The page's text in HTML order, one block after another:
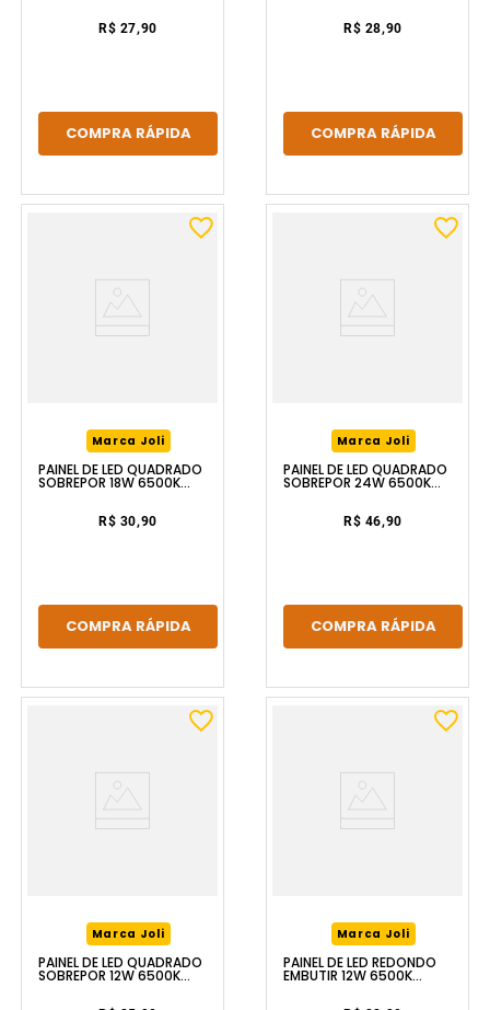
R$ 27,90
COMPRA RÁPIDA
R$ 28,90
COMPRA RÁPIDA
Marca Joli
PAINEL DE LED QUADRADO
SOBREPOR 18W 6500K
R$ 30,90
COMPRA RÁPIDA
Marca Joli
PAINEL DE LED QUADRADO
SOBREPOR 24W 6500K
R$ 46,90
COMPRA RÁPIDA
Marca Joli
PAINEL DE LED QUADRADO
SOBREPOR 12W 6500K
Marca Joli
PAINEL DE LED REDONDO
EMBUTIR 12W 6500K